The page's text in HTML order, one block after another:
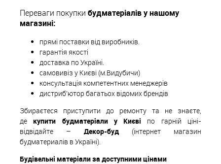
Переваги покупки будматеріалів у нашому
магазині:
прямі поставки від виробників.
гарантія якості
доставка по Україні.
самовивіз у Києві (м.Видубичи)
консультація компетентних менеджерів
дистриб'ютор багатьох відомих брендів
Збираєтеся приступити до ремонту та не знаєте,
де
купити будматеріали у Києві по гарній ціні-
відвідайте – Декор-буд (інтернет магазин
будматериалів в Україні).
Будівельні матеріали за доступними цінами